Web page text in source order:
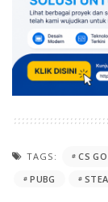
TAGS: CS GO
PUBG